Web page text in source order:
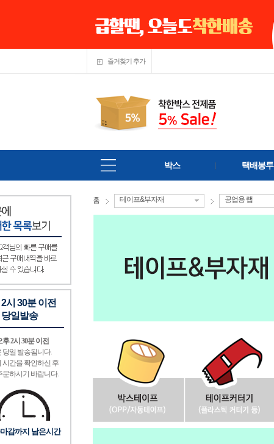
즐겨찾기 추가
박스 택배봉투
홈 테이프&부자재 공업용 랩
시 30분 이전
일발송
후 2시 30분 이전
당일 발송됨니다.
시간을 확인하신 후
문하시기 바랍니다.
감까지 남은시간